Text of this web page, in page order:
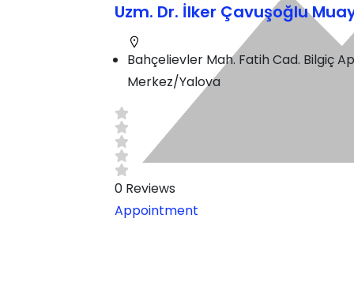
Uzm. Dr. İlker Çavuşoğlu
Bahçelievler Mah. Fatih Cad. Bilgiç
Merkez/Yalova
0 Reviews
Appointment